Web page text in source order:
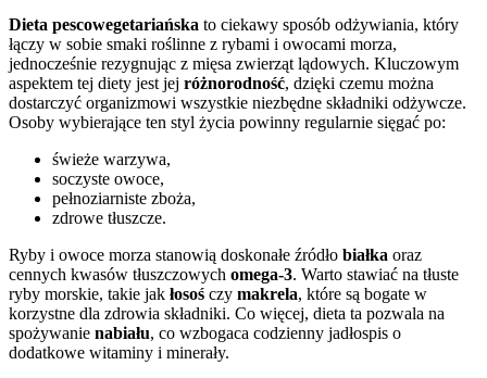
Dieta pescowegetariańska to ciekawy sposób odżywiania, który
łączy w sobie smaki roślinne z rybami i owocami morza,
jednocześnie rezygnując z mięsa zwierząt lądowych. Kluczowym
aspektem tej diety jest jej różnorodność, dzięki czemu można
dostarczyć organizmowi wszystkie niezbędne składniki odżywcze.
Osoby wybierające ten styl życia powinny regularnie sięgać po:
świeże warzywa,
soczyste owoce,
pełnoziarniste zboża,
zdrowe tłuszcze.
Ryby i owoce morza stanowią doskonałe źródło białka oraz
cennych kwasów tłuszczowych omega-3. Warto stawiać na tłuste
ryby morskie, takie jak łosoś czy makrela, które są bogate w
korzystne dla zdrowia składniki. Co więcej, dieta ta pozwala na
spożywanie nabiału, co wzbogaca codzienny jadłospis o
dodatkowe witaminy i minerały.